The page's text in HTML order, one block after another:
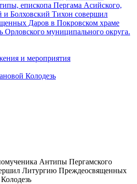
и мероприятия
Колодезь
Антипы Пергамского
Литургию Преждеосвященных